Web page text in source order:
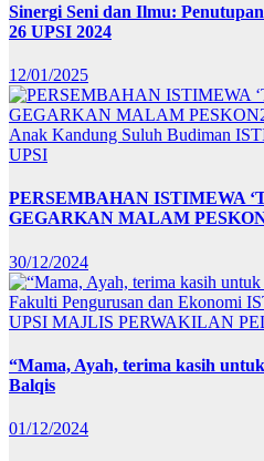
Sinergi Seni dan Ilmu:
26 UPSI 2024
12/01/2025
Anak Kandung Suluh Budiman
UPSI
PERSEMBAHAN ISTIMEWA
GEGARKAN MALAM
30/12/2024
Fakulti Pengurusan dan Ekonomi
UPSI MAJLIS PERWAKILAN
“Mama, Ayah, terima kasih
Balqis
01/12/2024